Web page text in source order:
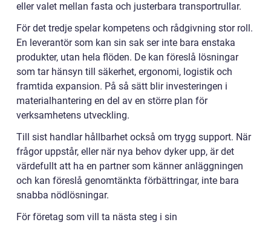
eller valet mellan fasta och justerbara transportrullar.
För det tredje spelar kompetens och rådgivning stor roll.
En leverantör som kan sin sak ser inte bara enstaka
produkter, utan hela flöden. De kan föreslå lösningar
som tar hänsyn till säkerhet, ergonomi, logistik och
framtida expansion. På så sätt blir investeringen i
materialhantering en del av en större plan för
verksamhetens utveckling.
Till sist handlar hållbarhet också om trygg support. När
frågor uppstår, eller när nya behov dyker upp, är det
värdefullt att ha en partner som känner anläggningen
och kan föreslå genomtänkta förbättringar, inte bara
snabba nödlösningar.
För företag som vill ta nästa steg i sin